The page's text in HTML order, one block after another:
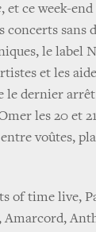
, et ce week-
concerts sans
le label
et les
le dernier
les 20 et
entre voûtes,
of time live,
Amarcord,